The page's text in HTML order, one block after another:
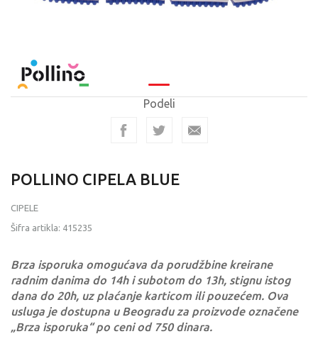
Podeli
POLLINO CIPELA BLUE
CIPELE
Šifra artikla: 415235
Brza isporuka omogućava da porudžbine kreirane
radnim danima do 14h i subotom do 13h, stignu istog
dana do 20h, uz plaćanje karticom ili pouzećem. Ova
usluga je dostupna u Beogradu za proizvode označene
„Brza isporuka“ po ceni od 750 dinara.